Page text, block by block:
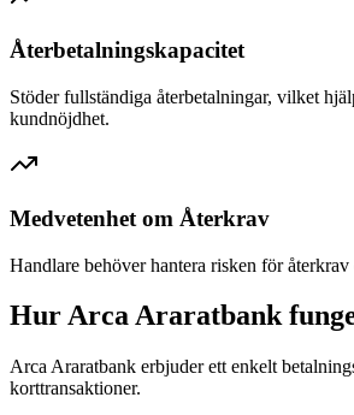
Återbetalningskapacitet
Stöder fullständiga återbetalningar, vilket
kundnöjdhet.
Medvetenhet om Återkrav
Handlare behöver hantera risken för
Hur Arca Araratbank
Arca Araratbank erbjuder ett enkelt
korttransaktioner.